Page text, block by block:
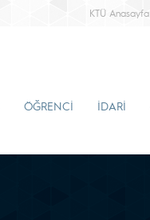
KTÜ Anasayfa
ÖĞRENCİ İDARİ